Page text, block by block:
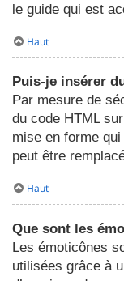
le guide qui est
Haut
Puis-je insérer
Par mesure de
du code HTML
mise en forme
peut être
Haut
Que sont les
Les émoticônes
utilisées grâce à